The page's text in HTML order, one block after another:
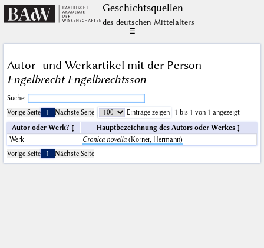
Geschichts­quellen
des deutschen Mittelalters
☰
Autor- und Werkartikel mit der Person
Engelbrecht Engelbrechtsson
Suche:
Vorige Seite
1 Nächste Seite Einträge zeigen
1 bis 1 von 1 angezeigt
Autor oder Werk?
Hauptbezeichnung des Autors oder Werkes
Werk
Cronica novella(Korner, Hermann)
Vorige Seite
1 Nächste Seite